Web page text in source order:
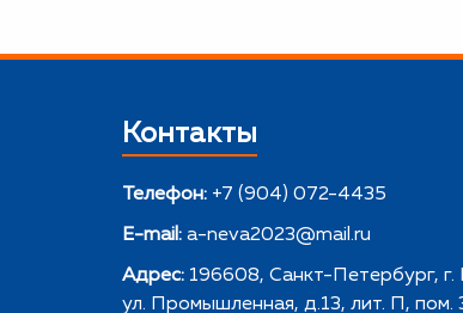
Контакты
Телефон: +7 (904) 072-4435
E-mail: a-neva2023@mail.ru
Адрес: 196608, Санкт-Петербург, г.
ул. Промышленная, д.13, лит. П, пом.